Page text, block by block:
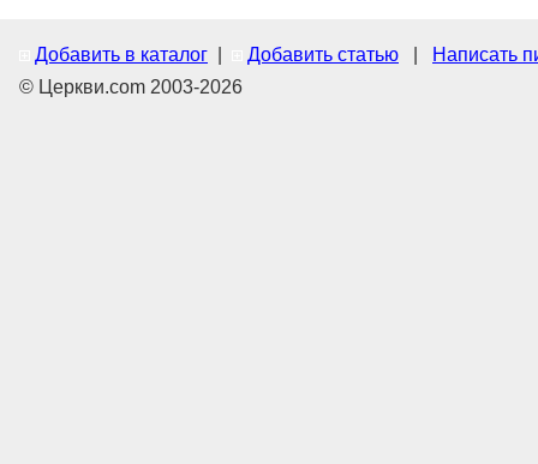
Добавить в каталог Добавить статью
Написать
© Церкви.com 2003-2026